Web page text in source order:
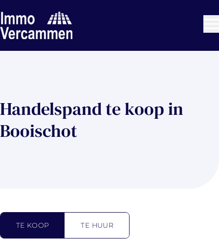
Handelspand te koop in
Booischot
TE KOOP TE HUUR